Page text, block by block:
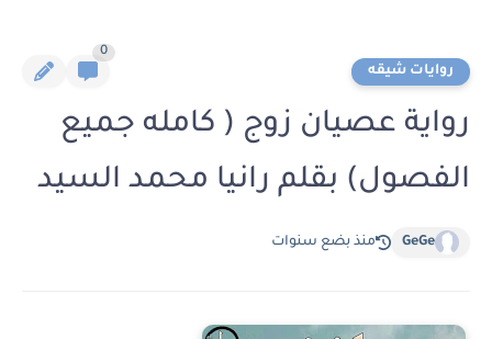
روايات شيقه
0
رواية عصيان زوج ( كامله جميع
الفصول) بقلم رانيا محمد السيد
GeGe منذ بضع سنوات